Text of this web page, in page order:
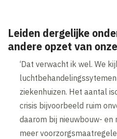
Leiden dergelijke
andere opzet van
‘Dat verwacht ik wel. We
ziekenhuizen. Het aantal
crisis bijvoorbeeld ruim
daarom bij nieuwbouw-
meer